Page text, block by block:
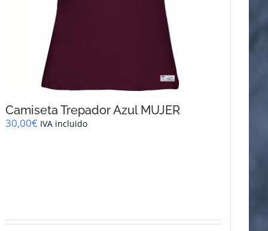
Camiseta Trepador Azul MUJER
30,00€ IVA incluido